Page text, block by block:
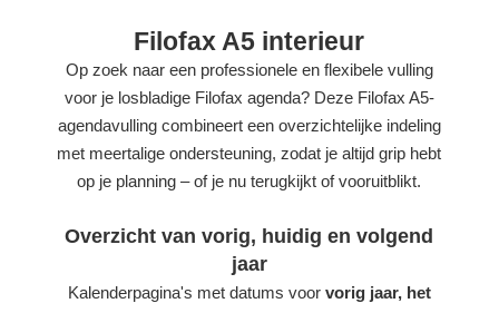
Filofax A5 interieur
Op zoek naar een professionele en flexibele vulling
voor je losbladige Filofax agenda? Deze Filofax A5-
agendavulling combineert een overzichtelijke indeling
met meertalige ondersteuning, zodat je altijd grip hebt
op je planning – of je nu terugkijkt of vooruitblikt.
Overzicht van vorig, huidig en volgend
jaar
Kalenderpagina's met datums voor vorig jaar, het